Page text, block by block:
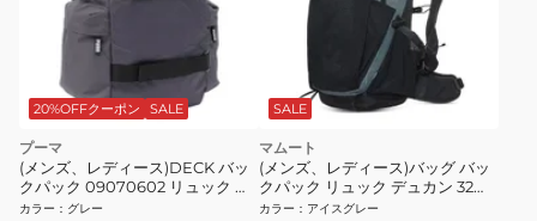
20%OFFクーポン SALE
プーマ
(メンズ、レディース)DECK バッ
クパック 09070602 リュック グ
レー
カラー ： グレー
SALE
マムート
(メンズ、レディース)バッグ バッ
クパック リュック デュカン 32
2530-01300-00791
カラー ： アイスグレー